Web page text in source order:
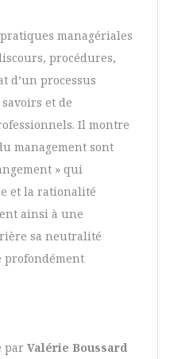
managériales
procédures,
d’un processus
et de
Il montre
management sont
» qui
et la rationalité
ainsi à une
sa neutralité
profondément
par Valérie Boussard